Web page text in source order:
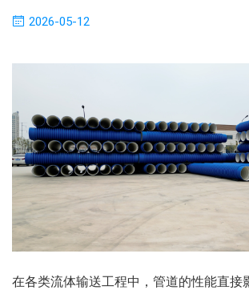
2026-05-12
在各类流体输送工程中，管道的性能直接